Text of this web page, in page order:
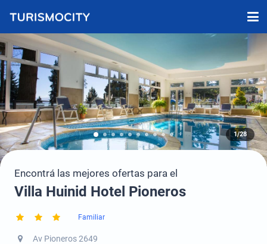
1/28
Encontrá las mejores ofertas para el
Villa Huinid Hotel Pioneros
Familiar
Av Pioneros 2649